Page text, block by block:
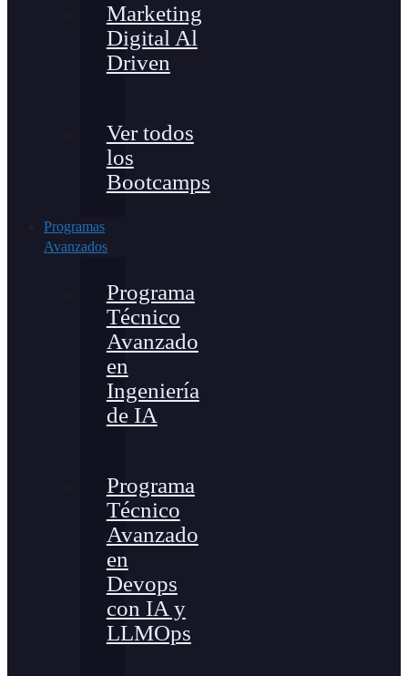
Marketing
Digital Al
Driven
Ver todos
los
Bootcamps
Programas
Avanzados
Programa
Técnico
Avanzado
en
Ingeniería
de IA
Programa
Técnico
Avanzado
en
Devops
con IA y
LLMOps